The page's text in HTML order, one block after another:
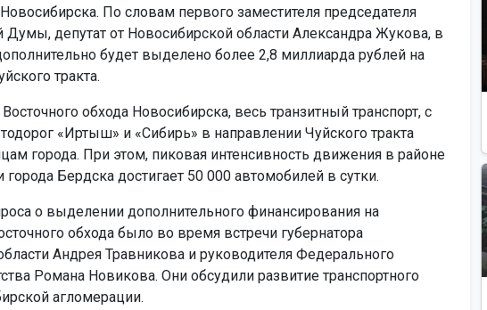
По словам первого заместителя председателя
Думы, депутат от Новосибирской области Александра Жукова, в
будет выделено более 2,8 миллиарда рублей на
тракта.
Восточного обхода Новосибирска, весь транзитный транспорт, с
«Иртыш» и «Сибирь» в направлении Чуйского тракта
города. При этом, пиковая интенсивность движения в районе
Бердска достигает 50 000 автомобилей в сутки.
о выделении дополнительного финансирования на
обхода было во время встречи губернатора
Андрея Травникова и руководителя Федерального
Романа Новикова. Они обсудили развитие транспортного
агломерации.